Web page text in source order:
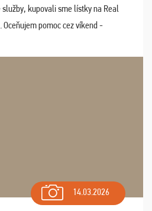
služby, kupovali sme lístky na Real
pomoc cez víkend -
bolo dobré, štadión Barnabéu ...
14.03.2026